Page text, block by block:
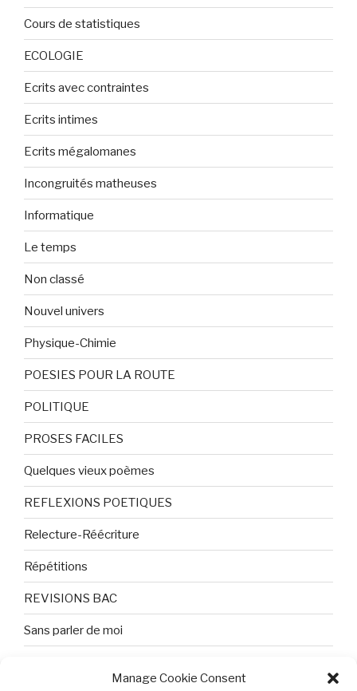
Manage Cookie Consent
Cours de statistiques
ECOLOGIE
Ecrits avec contraintes
Ecrits intimes
Ecrits mégalomanes
Incongruités matheuses
Informatique
Le temps
Non classé
Nouvel univers
Physique-Chimie
POESIES POUR LA ROUTE
POLITIQUE
PROSES FACILES
Quelques vieux poèmes
REFLEXIONS POETIQUES
Relecture-Réécriture
Répétitions
REVISIONS BAC
Sans parler de moi